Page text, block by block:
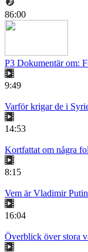
86:00
P3 Dokumentär om:
9:49
Varför krigar de i
14:53
Kortfattat om några
8:15
Vem är Vladimir
16:04
Överblick över stora